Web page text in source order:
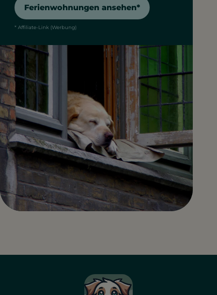
Ferienwohnungen ansehen*
* Affiliate-Link (Werbung)